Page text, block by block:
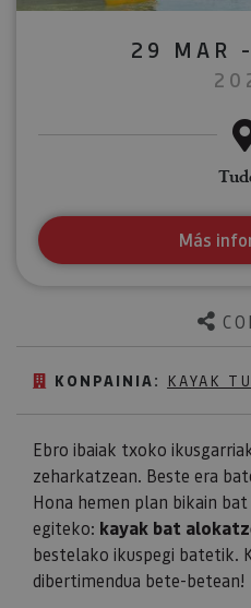
KONPAINIA: KAYAK
Ebro ibaiak txoko
zeharkatzean. Beste era
Hona hemen plan bikain
egiteko: kayak bat
bestelako ikuspegi batetik.
dibertimendua bete-betean!
29 MAR
Más